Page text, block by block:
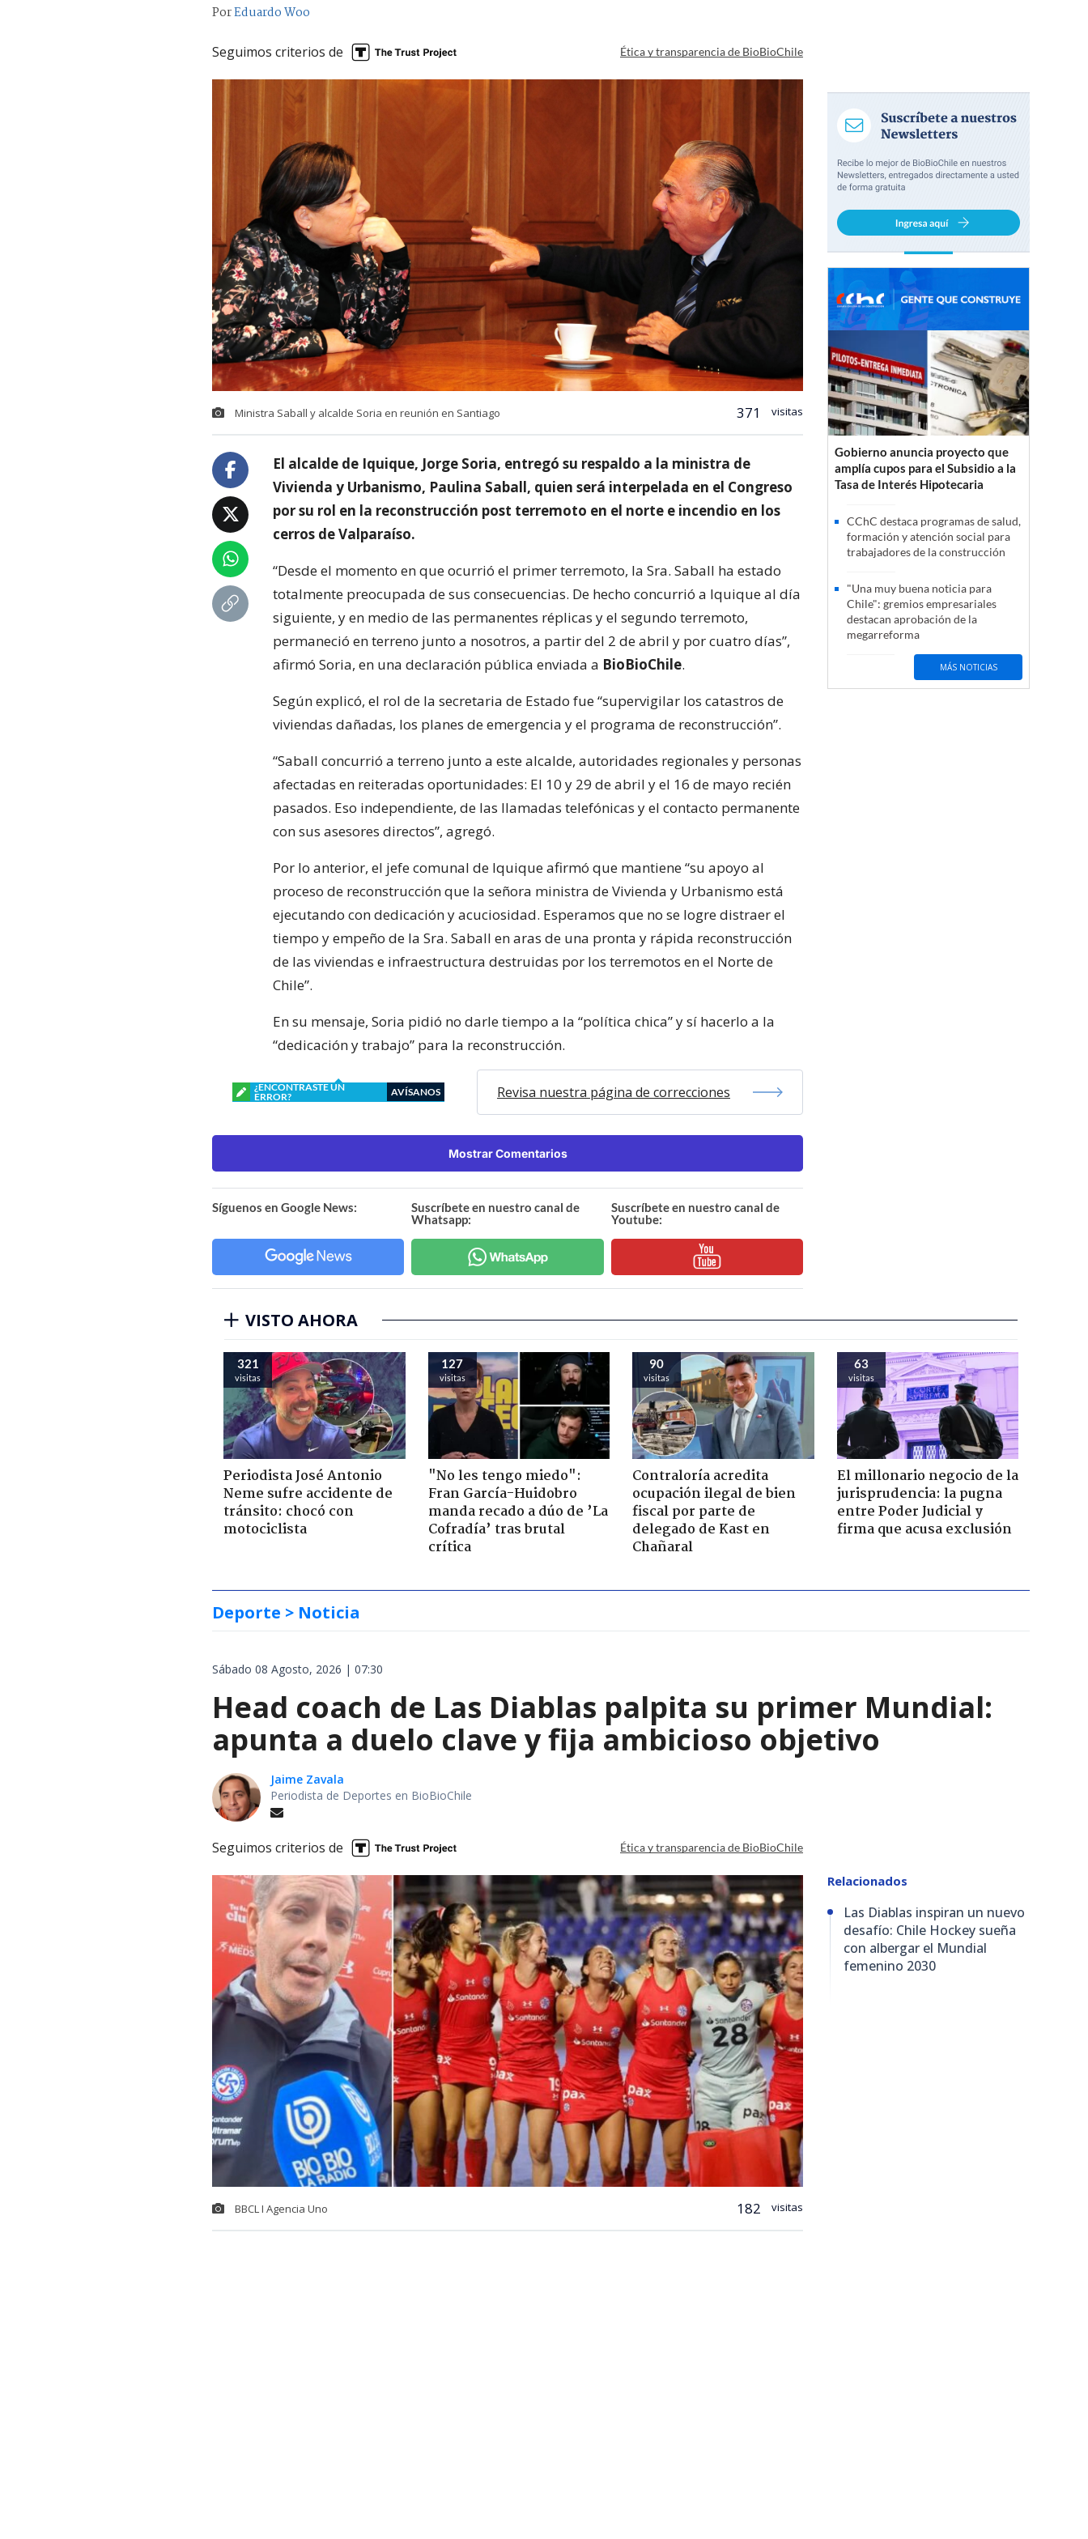
PorEduardo Woo
Seguimos criterios de Ética y transparencia de BioBioChile
Ministra Saball y alcalde Soria en reunión en Santiago 371 visitas
El alcalde de Iquique, Jorge Soria, entregó su respaldo a la ministra de
Vivienda y Urbanismo, Paulina Saball, quien será interpelada en el Congreso
por su rol en la reconstrucción post terremoto en el norte e incendio en los
cerros de Valparaíso.
“Desde el momento en que ocurrió el primer terremoto, la Sra. Saball ha estado
totalmente preocupada de sus consecuencias. De hecho concurrió a Iquique al día
siguiente, y en medio de las permanentes réplicas y el segundo terremoto,
permaneció en terreno junto a nosotros, a partir del 2 de abril y por cuatro días”,
afirmó Soria, en una declaración pública enviada a BioBioChile.
Según explicó, el rol de la secretaria de Estado fue “supervigilar los catastros de
viviendas dañadas, los planes de emergencia y el programa de reconstrucción”.
“Saball concurrió a terreno junto a este alcalde, autoridades regionales y personas
afectadas en reiteradas oportunidades: El 10 y 29 de abril y el 16 de mayo recién
pasados. Eso independiente, de las llamadas telefónicas y el contacto permanente
con sus asesores directos”, agregó.
Por lo anterior, el jefe comunal de Iquique afirmó que mantiene “su apoyo al
proceso de reconstrucción que la señora ministra de Vivienda y Urbanismo está
ejecutando con dedicación y acuciosidad. Esperamos que no se logre distraer el
tiempo y empeño de la Sra. Saball en aras de una pronta y rápida reconstrucción
de las viviendas e infraestructura destruidas por los terremotos en el Norte de
Chile”.
En su mensaje, Soria pidió no darle tiempo a la “política chica” y sí hacerlo a la
“dedicación y trabajo” para la reconstrucción.
¿ENCONTRASTE UN
ERROR?
AVÍSANOS Revisa nuestra página de correcciones
Mostrar Comentarios
Síguenos en Google News:
Suscríbete en nuestro canal de
Whatsapp:
Suscríbete en nuestro canal de
Youtube:
Gobierno anuncia proyecto que
amplía cupos para el Subsidio a la
Tasa de Interés Hipotecaria
CChC destaca programas de salud,
formación y atención social para
trabajadores de la construcción
"Una muy buena noticia para
Chile": gremios empresariales
destacan aprobación de la
megarreforma
MÁS NOTICIAS
VISTO AHORA
321
visitas
Periodista José Antonio
Neme sufre accidente de
tránsito: chocó con
motociclista
127
visitas
"No les tengo miedo":
Fran García-Huidobro
manda recado a dúo de ’La
Cofradía’ tras brutal
crítica
90
visitas
Contraloría acredita
ocupación ilegal de bien
fiscal por parte de
delegado de Kast en
Chañaral
63
visitas
El millonario negocio de la
jurisprudencia: la pugna
entre Poder Judicial y
firma que acusa exclusión
Deporte > Noticia
Sábado 08 Agosto, 2026 | 07:30
Head coach de Las Diablas palpita su primer Mundial:
apunta a duelo clave y fija ambicioso objetivo
Jaime Zavala
Periodista de Deportes en BioBioChile
Seguimos criterios de Ética y transparencia de BioBioChile
BBCL I Agencia Uno 182 visitas
Relacionados
Las Diablas inspiran un nuevo
desafío: Chile Hockey sueña
con albergar el Mundial
femenino 2030